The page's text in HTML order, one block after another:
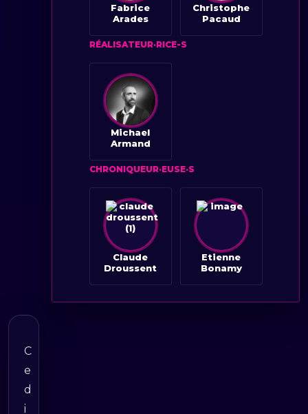
Fabrice
Arades
Christophe
Pacaud
RÉALISATEUR·RICE-S
Michael
Armand
CHRONIQUEUR·EUSE·S
Claude
Droussent
Etienne
Bonamy
C
e
d
i